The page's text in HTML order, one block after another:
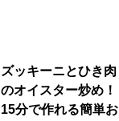
ズッキーニとひき肉
のオイスター炒め！
15分で作れる簡単お